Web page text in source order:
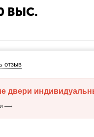
ВЫС.
отзыв
двери